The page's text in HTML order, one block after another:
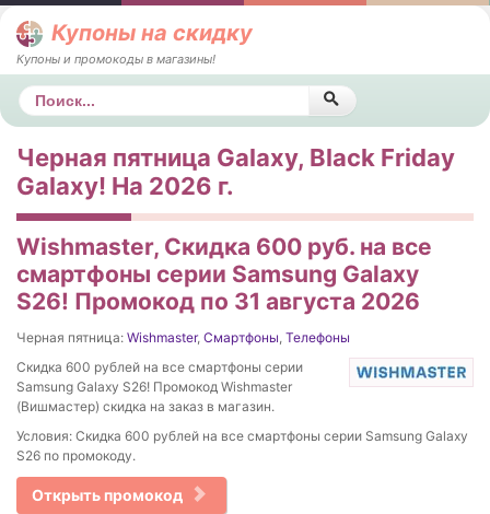
Купоны на скидку
Купоны и промокоды в магазины!
Поиск
Черная пятница Galaxy, Black Friday
Galaxy! На 2026 г.
Wishmaster, Скидка 600 руб. на все
смартфоны серии Samsung Galaxy
S26! Промокод по 31 августа 2026
Черная пятница: Wishmaster, Смартфоны, Телефоны
Скидка 600 рублей на все смартфоны серии
Samsung Galaxy S26! Промокод Wishmaster
(Вишмастер) скидка на заказ в магазин.
Условия: Скидка 600 рублей на все смартфоны серии Samsung Galaxy
S26 по промокоду.
Открыть промокод